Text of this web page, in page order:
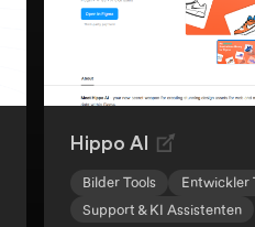
Tracker für die
Hippo AI
Bilder Tools
Entwickler
Support & KI Assistenten